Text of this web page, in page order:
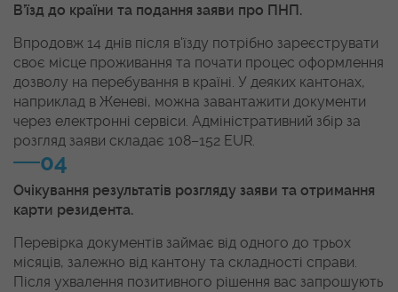
В’їзд до країни та подання заяви про ПНП.
Впродовж 14 днів після в'їзду потрібно зареєструвати
своє місце проживання та почати процес оформлення
дозволу на перебування в країні. У деяких кантонах,
наприклад в Женеві, можна завантажити документи
через електронні сервіси. Адміністративний збір за
розгляд заяви складає 108–152 EUR.
04
Очікування результатів розгляду заяви та отримання
карти резидента.
Перевірка документів займає від одного до трьох
місяців, залежно від кантону та складності справи.
Після ухвалення позитивного рішення вас запрошують